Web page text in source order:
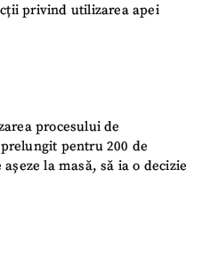
privind utilizarea apei
procesului de
pentru 200 de
la masă, să ia o decizie